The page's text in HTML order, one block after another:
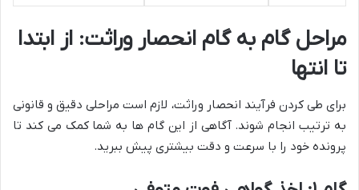
مراحل گام به گام انحصار وراثت: از ابتدا
تا انتها
برای طی کردن فرآیند انحصار وراثت، لازم است مراحلی دقیق و قانونی
به ترتیب انجام شوند. آگاهی از این گام ها به شما کمک می کند تا
پرونده خود را با سرعت و دقت بیشتری پیش ببرید.